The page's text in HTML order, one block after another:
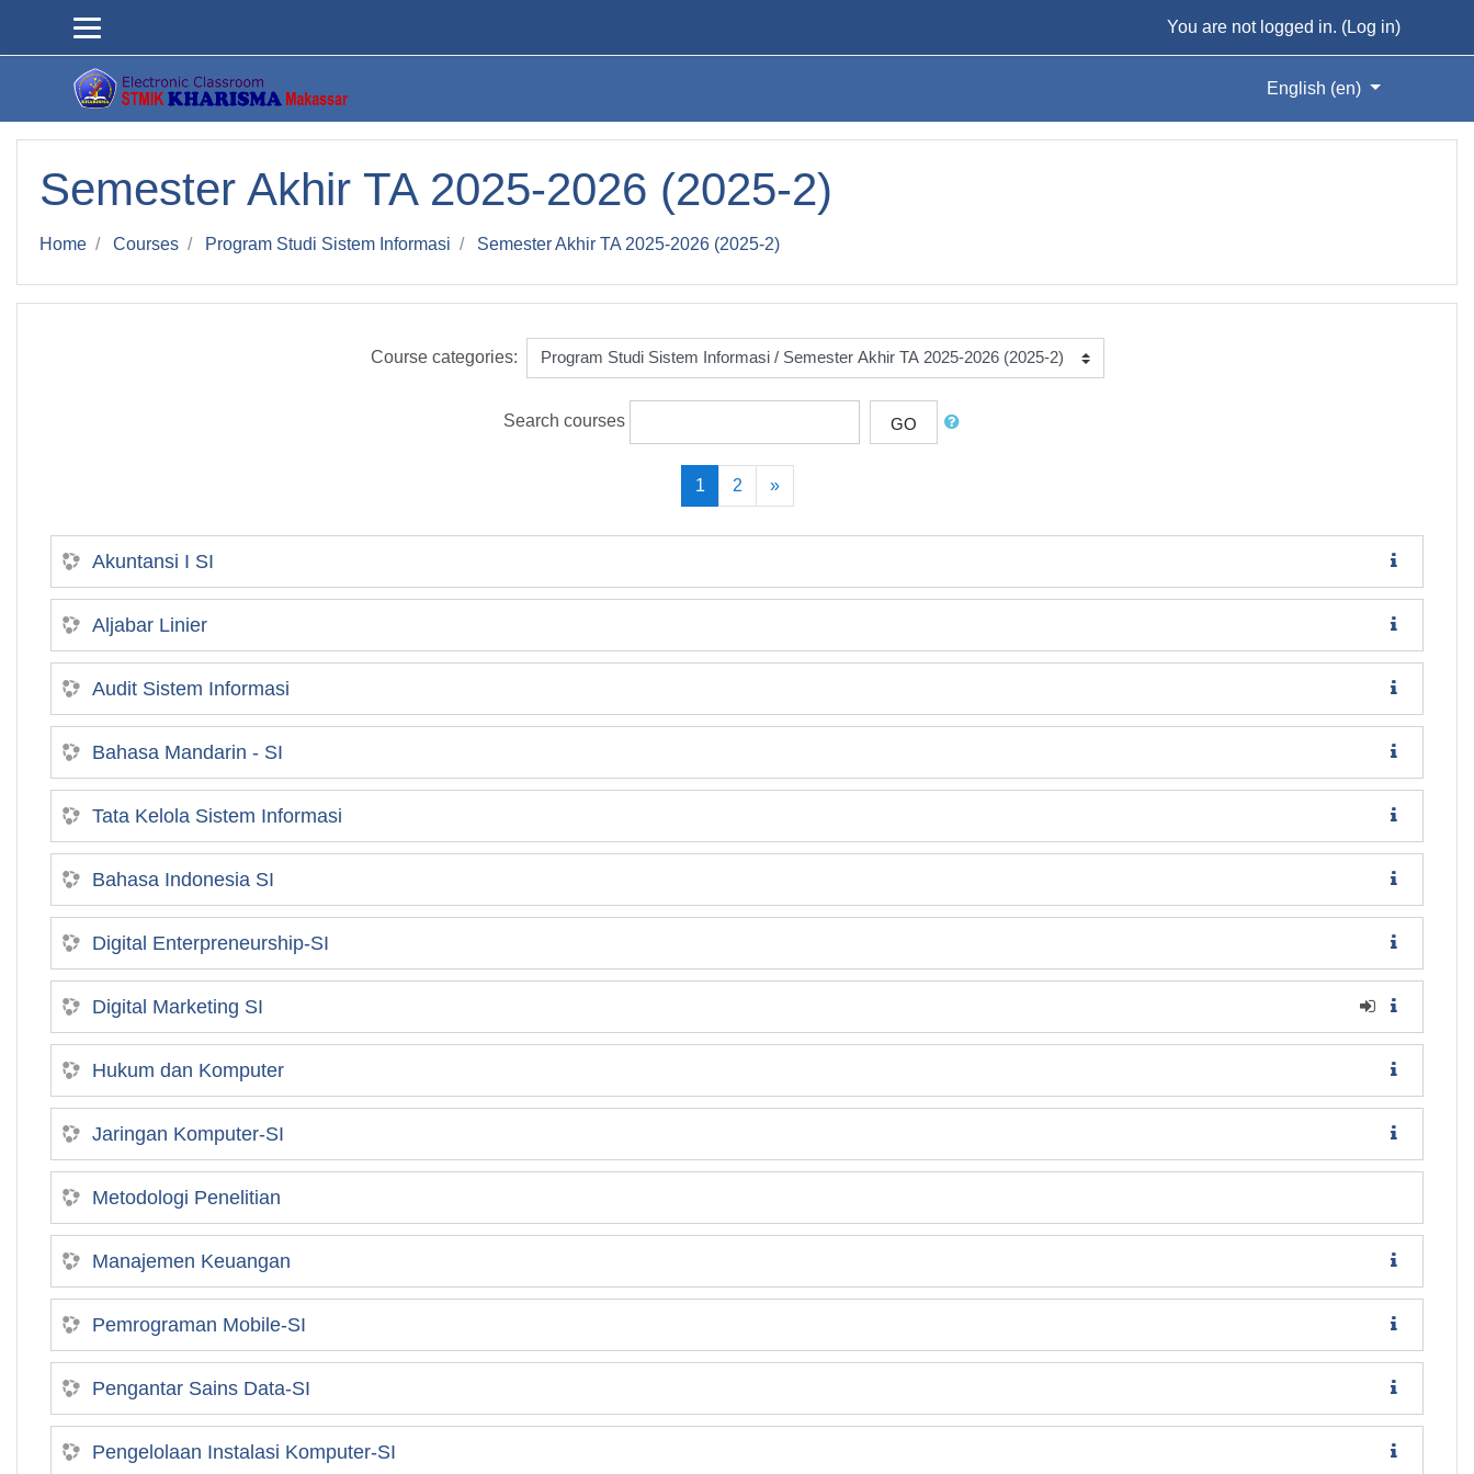
You are not logged in. (Log in)
English ‎(en)‎
Semester Akhir TA 2025-2026 (2025-2)
Home Courses Program Studi Sistem Informasi Semester Akhir TA 2025-2026 (2025-2)
Course categories:
Search courses GO
1 (current)
2 »Next
Akuntansi I SI
Aljabar Linier
Audit Sistem Informasi
Bahasa Mandarin - SI
Tata Kelola Sistem Informasi
Bahasa Indonesia SI
Digital Enterpreneurship-SI
Digital Marketing SI
Hukum dan Komputer
Jaringan Komputer-SI
Metodologi Penelitian
Manajemen Keuangan
Pemrograman Mobile-SI
Pengantar Sains Data-SI
Pengelolaan Instalasi Komputer-SI